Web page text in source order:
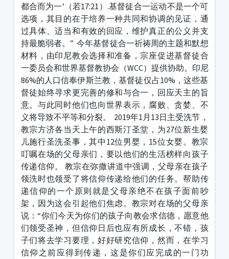
都合而为一’（若17:21）.基督徒合一运动不是一个可
选项，其目的在于培养一种共同和协调的见证，通
过具体、适当和有效的回应，维护真正的公义并支
持最脆弱者。” 今年基督徒合一祈祷周的主题和默想
材料，由印尼教会选择和准备，宗座促进基督徒合
一委员会和世界基督教协会（WCC）提供协助。印尼
86%的人口信奉伊斯兰教，基督徒仅占10%，这些基
督徒始终寻求更完善的修和与合一，回应天主的旨
意。与此同时他们也向世界表示，腐败、贪婪、不
义将导致不平等和分裂。
2019年1月13日主受洗节，
教宗方济各当天上午的西斯汀圣堂，为27位新生婴
儿施行圣洗圣事，其中12位男婴，15位女婴。教宗
叮嘱在场的父母亲们，要以他们的生活榜样向孩子
传递信仰。 教宗在弥撒讲道中强调，父母亲在孩子
领洗时也领受了将信仰传递给他们的任务。帮助传
递信仰的一个原则就是父母亲绝不在孩子面前吵
架，因为这会引起他们焦虑。教宗对在场的父母亲
说：“你们今天为你们的孩子向教会求信德，愿意他
们领受圣神，但信仰日后也应有所成长，不错，孩
子们将去学习要理，好好研究信仰，然而，在学习
信仰之前应得到传递，这是你们应完成的一门功